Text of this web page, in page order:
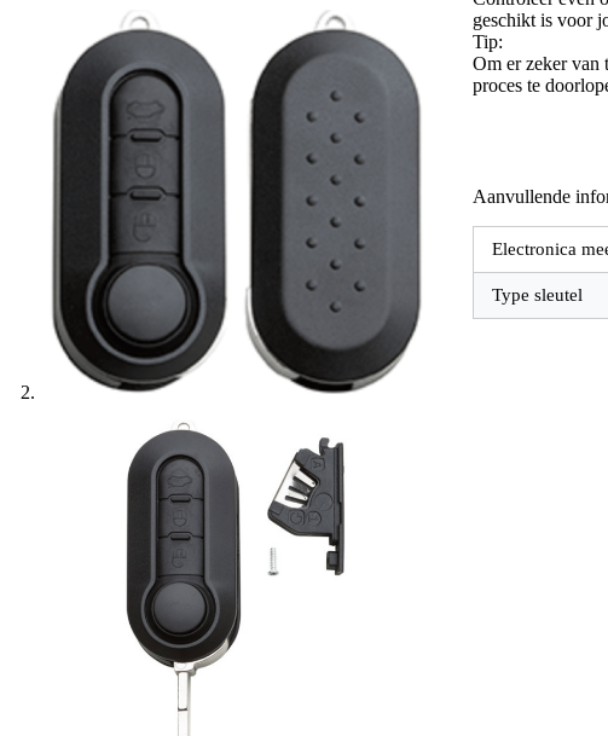
geschikt is voor
Tip:
Om er zeker van
proces te
Aanvullende
Electronica
Type sleutel